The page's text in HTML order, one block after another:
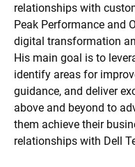
relationships with
Peak Performance and
digital transformation
His main goal is to
identify areas for
guidance, and deliver
above and beyond to
them achieve their
relationships with Dell